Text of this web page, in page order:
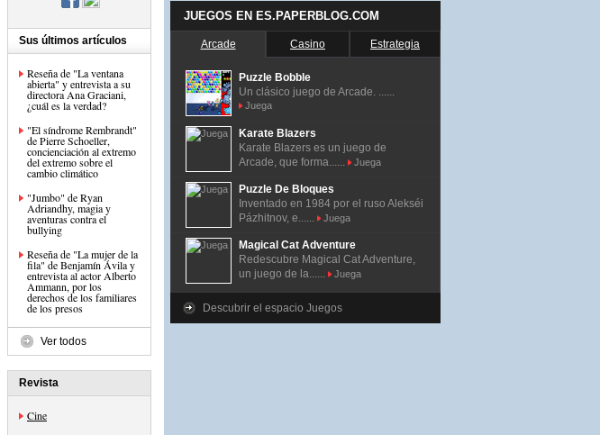
Sus últimos artículos
Reseña de "La ventana
abierta" y entrevista a su
directora Ana Graciani,
¿cuál es la verdad?
"El síndrome Rembrandt"
de Pierre Schoeller,
concienciación al extremo
del extremo sobre el
cambio climático
"Jumbo" de Ryan
Adriandhy, magia y
aventuras contra el
bullying
Reseña de "La mujer de la
fila" de Benjamín Ávila y
entrevista al actor Alberto
Ammann, por los
derechos de los familiares
de los presos
Ver todos
Revista
Cine
JUEGOS EN ES.PAPERBLOG.COM
Arcade Casino Estrategia
Puzzle Bobble
Un clásico juego de Arcade. ......
Juega
Karate Blazers
Karate Blazers es un juego de
Arcade, que forma......
Juega
Puzzle De Bloques
Inventado en 1984 por el ruso Alekséi
Pázhitnov, e......
Juega
Magical Cat Adventure
Redescubre Magical Cat Adventure,
un juego de la......
Juega
Descubrir el espacio Juegos